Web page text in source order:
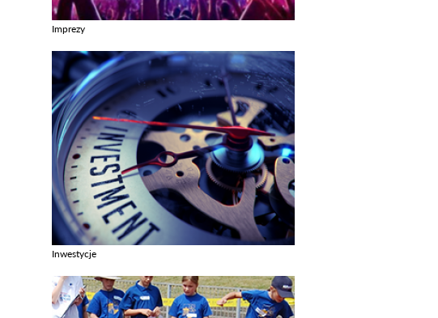
Imprezy
Inwestycje